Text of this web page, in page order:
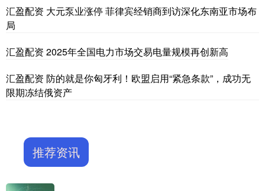
汇盈配资 大元泵业涨停 菲律宾经销商到访深化东南亚市场布
局
汇盈配资 2025年全国电力市场交易电量规模再创新高
汇盈配资 防的就是你匈牙利！欧盟启用“紧急条款”，成功无
限期冻结俄资产
推荐资讯